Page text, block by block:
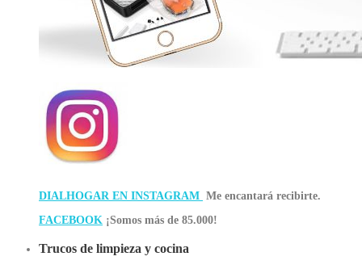
DIALHOGAR EN INSTAGRAM Me encantará recibirte.
FACEBOOK ¡Somos más de 85.000!
Trucos de limpieza y cocina